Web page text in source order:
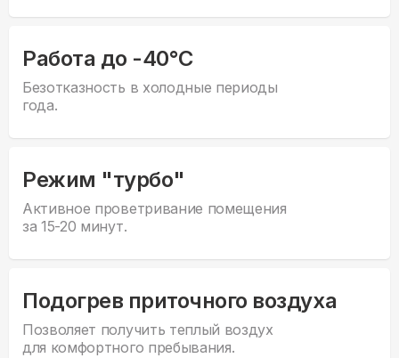
Работа до -40°С
Безотказность в холодные периоды
года.
Режим "турбо"
Активное проветривание помещения
за 15-20 минут.
Подогрев приточного воздуха
Позволяет получить теплый воздух
для комфортного пребывания.